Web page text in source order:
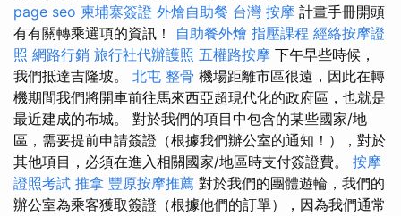
page seo 柬埔寨簽證 外燴自助餐 台灣 按摩 計畫手冊開頭
有有關轉乘選項的資訊！ 自助餐外燴 指壓課程 經絡按摩證
照 網路行銷 旅行社代辦護照 五權路按摩 下午早些時候，
我們抵達吉隆坡。 北屯 整骨 機場距離市區很遠，因此在轉
機期間我們將開車前往馬來西亞超現代化的政府區，也就是
最近建成的布城。 對於我們的項目中包含的某些國家/地
區，需要提前申請簽證（根據我們辦公室的通知！），對於
其他項目，必須在進入相關國家/地區時支付簽證費。 按摩
證照考試 推拿 豐原按摩推薦 對於我們的團體遊輪，我們的
辦公室為乘客獲取簽證（根據他們的訂單），因為我們通常